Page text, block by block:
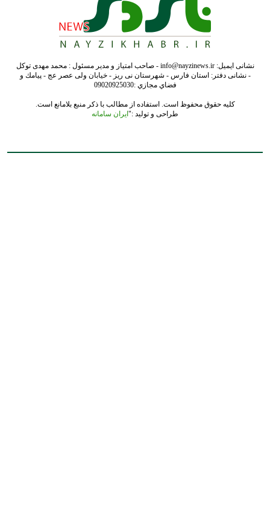
نشانی ایمیل: info@nayzinews.ir - صاحب امتیاز و مدیر مسئول : محمد مهدی توکل
- نشانی دفتر: استان فارس - شهرستان نی ریز - خیابان ولی عصر عج - پيامك و
فضاي مجازي :09020925030
کلیه حقوق محفوظ است. استفاده از مطالب با ذکر منبع بلامانع است.
طراحی و تولید :" ایران سامانه